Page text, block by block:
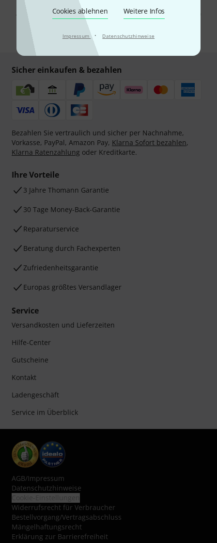
Cookies ablehnen Weitere Infos
Impressum · Datenschutzhinweise
Werbung und einer Messung des E-Mail-Nutzungsverhaltens zu. Die
Abmeldung ist jederzeit möglich. Weitere Informationen finden Sie in
unserenDatenschutzhinweisen.
* Pflichtfeld
Sicher einkaufen & bezahlen
Bezahlen Sie vertraulich und sicher per Nachnahme,
Vorkasse, PayPal, Amazon Pay, Klarna Sofort bezahlen,
Klarna Ratenzahlung oder Kreditkarte.
Ihre Vorteile
3 Jahre Thomann Garantie
30 Tage Money-Back-Garantie
Reparaturservice
Beratung durch Fachexperten
Zufriedenheitsgarantie
Europas größtes Versandlager
Service
Versandkosten und Lieferzeiten
Hilfe-Center
Gutscheine
Kontakt
Ladengeschäft
Service im Überblick
AGB/Impressum
Datenschutzhinweise
Widerrufsrecht für Verbraucher
Bestellvorgang/Vertragsabschluss
Mängelhaftungsrecht
Erklärung zur Barrierefreiheit